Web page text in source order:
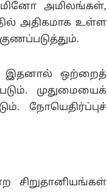
அமிலங்கள்,
அதிகமாக உள்ள
இதனால் ஒற்றைத்
முதுமையைக்
நோயெதிர்ப்புச்